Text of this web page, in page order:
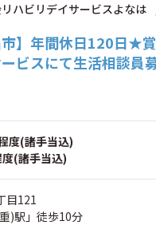
ハビリデイサービスよなは
市】年間休日120日★
ビスにて生活相談員
度(諸手当込)
(諸手当込)
目121
)駅」徒歩10分